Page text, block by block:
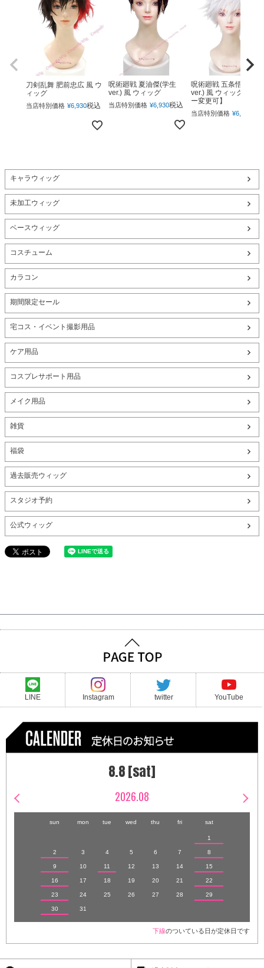
刀剣乱舞 肥前忠広 風 ウ
ィッグ
当店特別価格 ¥6,930税込
呪術廻戦 夏油傑(学生
ver.) 風 ウィッグ
当店特別価格 ¥6,930税込
呪術廻戦 五条悟(下ろ
ver.) 風 ウィッグ 【カ
ー変更可】
当店特別価格 ¥6,930
キャラウィッグ
未加工ウィッグ
ベースウィッグ
コスチューム
カラコン
期間限定セール
宅コス・イベント撮影用品
ケア用品
コスプレサポート用品
メイク用品
雑貨
福袋
過去販売ウィッグ
スタジオ予約
公式ウィッグ
LINE Instagram twitter YouTube
8.8 [sat]
2026.08
sun mon tue wed thu fri sat
1
2 3 4 5 6 7 8
9 10 11 12 13 14 15
16 17 18 19 20 21 22
23 24 25 26 27 28 29
30 31
下線のついている日が定休日です